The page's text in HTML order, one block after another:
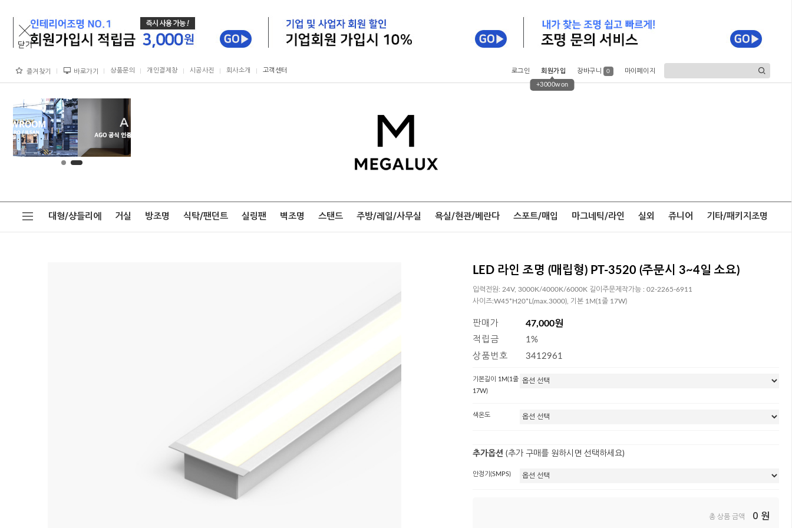
즐겨찾기 바로가기 상품문의 개인결제창 시공사진 회사소개 고객센터 로그인 회원가입
+3000won
장바구니 0 마이페이지
대형/샹들리에 거실 방조명 식탁/팬던트 실링팬 벽조명 스탠드 주방/레일/사무실 욕실/현관/베란다 스포트/매입 마그네틱/라인 실외 쥬니어 기타/패키지조명
LED 라인 조명 (매립형) PT-3520 (주문시 3~4일 소요)
입력전원: 24V, 3000K/4000K/6000K 길이주문제작가능 : 02-2265-6911
사이즈:W45*H20*L(max.3000), 기본 1M(1줄 17W)
판매가 47,000원
적립금
1%
상품번호
3412961
기본길이 1M(1줄
17W)
색온도
추가옵션 (추가 구매를 원하시면 선택하세요)
안정기(SMPS)
총 상품 금액 0 원